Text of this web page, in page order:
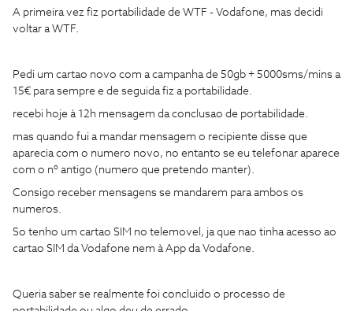
A primeira vez fiz portabilidade de WTF - Vodafone, mas decidi
voltar a WTF.
Pedi um cartao novo com a campanha de 50gb + 5000sms/mins a
15€ para sempre e de seguida fiz a portabilidade.
recebi hoje à 12h mensagem da conclusao de portabilidade.
mas quando fui a mandar mensagem o recipiente disse que
aparecia com o numero novo, no entanto se eu telefonar aparece
com o nº antigo (numero que pretendo manter).
Consigo receber mensagens se mandarem para ambos os
numeros.
So tenho um cartao SIM no telemovel, ja que nao tinha acesso ao
cartao SIM da Vodafone nem à App da Vodafone.
Queria saber se realmente foi concluido o processo de